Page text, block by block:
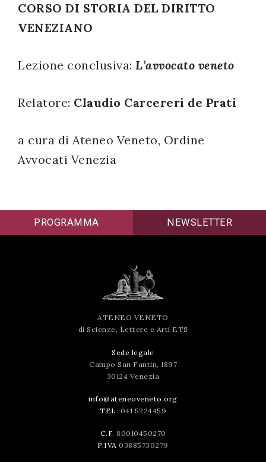
CORSO DI STORIA DEL DIRITTO
VENEZIANO
Lezione conclusiva: L’avvocato veneto
Relatore: Claudio Carcereri de Prati
a cura di Ateneo Veneto, Ordine
Avvocati Venezia
accordo
con il
legislativo
avvenuta con
successo!
PROGRAMMA NEWSLETTER
ATENEO VENETO
di Scienze, Lettere e Arti ETS
Sede legale
Campo San Fantin, 1897
30124 Venezia
info@ateneoveneto.org
TEL: 041 5224459
C.F. 80010450270
P.IVA 03885730279